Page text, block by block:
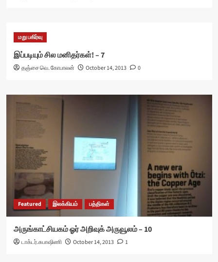
மறு பகிர்வு
இப்படியும் சில மனிதர்கள்! – 7
தஞ்சை வெ. கோபாலன் October 14, 2013 0
Featured இலக்கியம் பத்திகள்
அருங்காட்சியகம் ஓர் அறிவுக் அருவூலம் – 10
டாக்டர்.சுபாஷிணி October 14, 2013 1